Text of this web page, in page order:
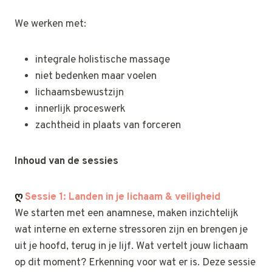
We werken met:
integrale holistische massage
niet bedenken maar voelen
lichaamsbewustzijn
innerlijk proceswerk
zachtheid in plaats van forceren
Inhoud van de sessies
ღSessie 1: Landen in je lichaam & veiligheid
We starten met een anamnese, maken inzichtelijk
wat interne en externe stressoren zijn en brengen je
uit je hoofd, terug in je lijf. Wat vertelt jouw lichaam
op dit moment? Erkenning voor wat er is. Deze sessie